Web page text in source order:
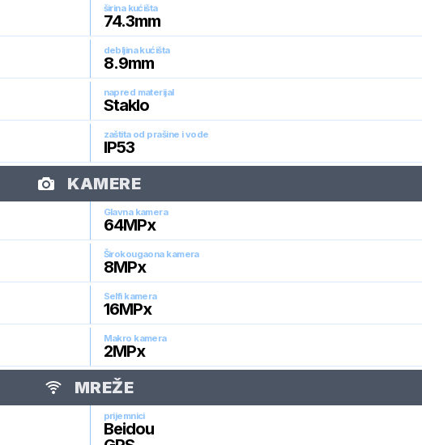
širina kućišta
74.3mm
debljina kućišta
8.9mm
napred materijal
Staklo
zaštita od prašine i vode
IP53
KAMERE
Glavna kamera
64MPx
Širokougaona kamera
8MPx
Selfi kamera
16MPx
Makro kamera
2MPx
MREŽE
prijemnici
Beidou